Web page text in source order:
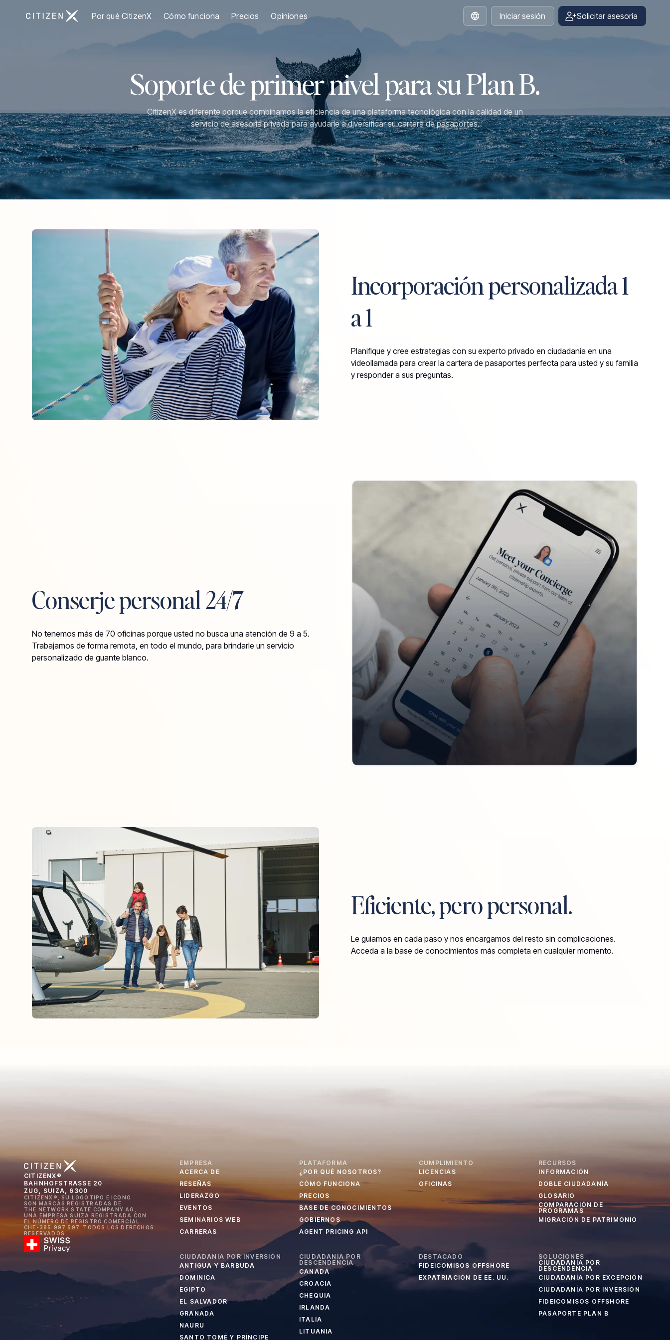
Ir a la página principal de CitizenX
Por qué CitizenX Cómo funciona Precios Opiniones
Spanish
Iniciar sesión Solicitar asesoría
Soporte de primer nivel para su Plan B.
CitizenX es diferente porque combinamos la eficiencia de una plataforma tecnológica con la calidad de un
servicio de asesoría privada para ayudarle a diversificar su cartera de pasaportes.
Incorporación personalizada 1
a 1
Planifique y cree estrategias con su experto privado en ciudadanía en una
videollamada para crear la cartera de pasaportes perfecta para usted y su familia
y responder a sus preguntas.
Conserje personal 24/7
No tenemos más de 70 oficinas porque usted no busca una atención de 9 a 5.
Trabajamos de forma remota, en todo el mundo, para brindarle un servicio
personalizado de guante blanco.
Eficiente, pero personal.
Le guiamos en cada paso y nos encargamos del resto sin complicaciones.
Acceda a la base de conocimientos más completa en cualquier momento.
CITIZENX®
BAHNHOFSTRASSE 20
ZUG, SUIZA, 6300
CITIZENX®, SU LOGOTIPO E ICONO
SON MARCAS REGISTRADAS DE
THE NETWORK STATE COMPANY AG,
UNA EMPRESA SUIZA REGISTRADA CON
EL NÚMERO DE REGISTRO COMERCIAL
CHE-385.997.597. TODOS LOS DERECHOS
RESERVADOS.
EMPRESA
ACERCA DE
RESEÑAS
LIDERAZGO
EVENTOS
SEMINARIOS WEB
CARRERAS
PLATAFORMA
¿POR QUÉ NOSOTROS?
CÓMO FUNCIONA
PRECIOS
BASE DE CONOCIMIENTOS
GOBIERNOS
AGENT PRICING API
CUMPLIMIENTO
LICENCIAS
OFICINAS
RECURSOS
INFORMACIÓN
DOBLE CIUDADANÍA
GLOSARIO
COMPARACIÓN DE
PROGRAMAS
MIGRACIÓN DE PATRIMONIO
CIUDADANÍA POR INVERSIÓN
ANTIGUA Y BARBUDA
DOMINICA
EGIPTO
EL SALVADOR
GRANADA
NAURU
SANTO TOMÉ Y PRÍNCIPE
CIUDADANÍA POR
DESCENDENCIA
CANADÁ
CROACIA
CHEQUIA
IRLANDA
ITALIA
LITUANIA
DESTACADO
FIDEICOMISOS OFFSHORE
EXPATRIACIÓN DE EE. UU.
SOLUCIONES
CIUDADANÍA POR
DESCENDENCIA
CIUDADANÍA POR EXCEPCIÓN
CIUDADANÍA POR INVERSIÓN
FIDEICOMISOS OFFSHORE
PASAPORTE PLAN B